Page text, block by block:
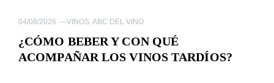
04/08/2026 —VINOS ABC DEL VINO
¿CÓMO BEBER Y CON QUÉ
ACOMPAÑAR LOS VINOS TARDÍOS?